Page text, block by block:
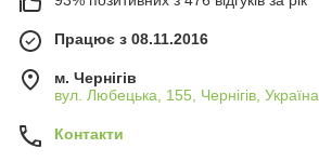
Працює з 08.11.2016
м. Чернігів
вул. Любецька, 155, Чернігів, Україна
Контакти